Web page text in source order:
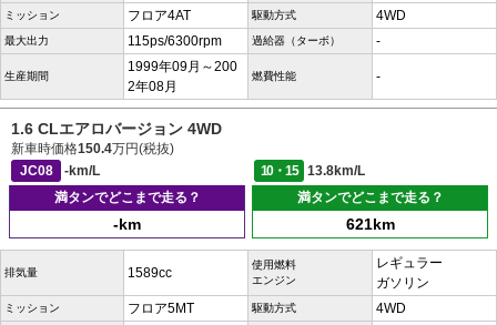
ミッション フロア4AT 駆動方式 4WD
最大出力 115ps/6300rpm 過給器（ターボ） -
生産期間
1999年09月～200
2年08月
燃費性能 -
1.6 CLエアロバージョン 4WD
新車時価格150.4万円(税抜)
JC08
-km/L 10・15
13.8km/L
満タンでどこまで走る？
-km
満タンでどこまで走る？
621km
排気量 1589cc
使用燃料
エンジン
レギュラー
ガソリン
ミッション フロア5MT 駆動方式 4WD